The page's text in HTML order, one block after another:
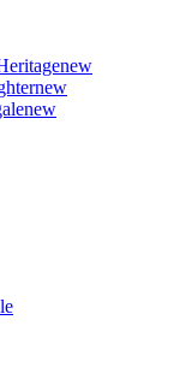
new
new
new